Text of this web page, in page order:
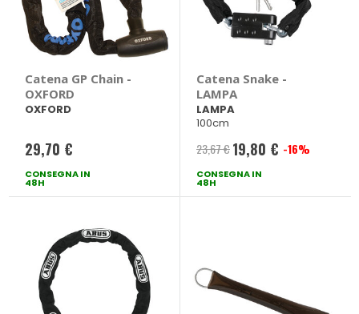
Catena GP Chain -
OXFORD
OXFORD
29,70 €
CONSEGNA IN
48H
Catena Snake -
LAMPA
LAMPA
100cm
23,67 € Prezzo
speciale
19,80 € -16%
CONSEGNA IN
48H